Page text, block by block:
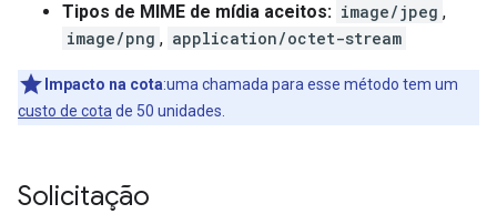
Tipos de MIME de mídia aceitos: image/jpeg ,
image/png , application/octet-stream
Impacto na cota:uma chamada para esse método tem um
custo de cota de 50 unidades.
Solicitação